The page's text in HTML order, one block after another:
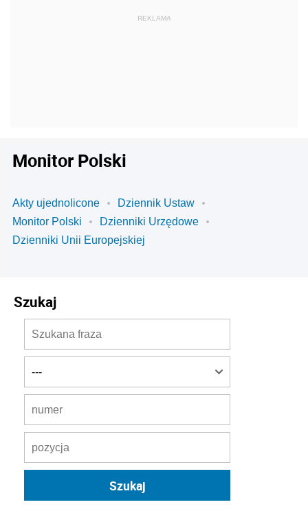
Monitor Polski
Akty ujednolicone
Dziennik Ustaw
Monitor Polski
Dzienniki Urzędowe
Dzienniki Unii Europejskiej
Szukaj